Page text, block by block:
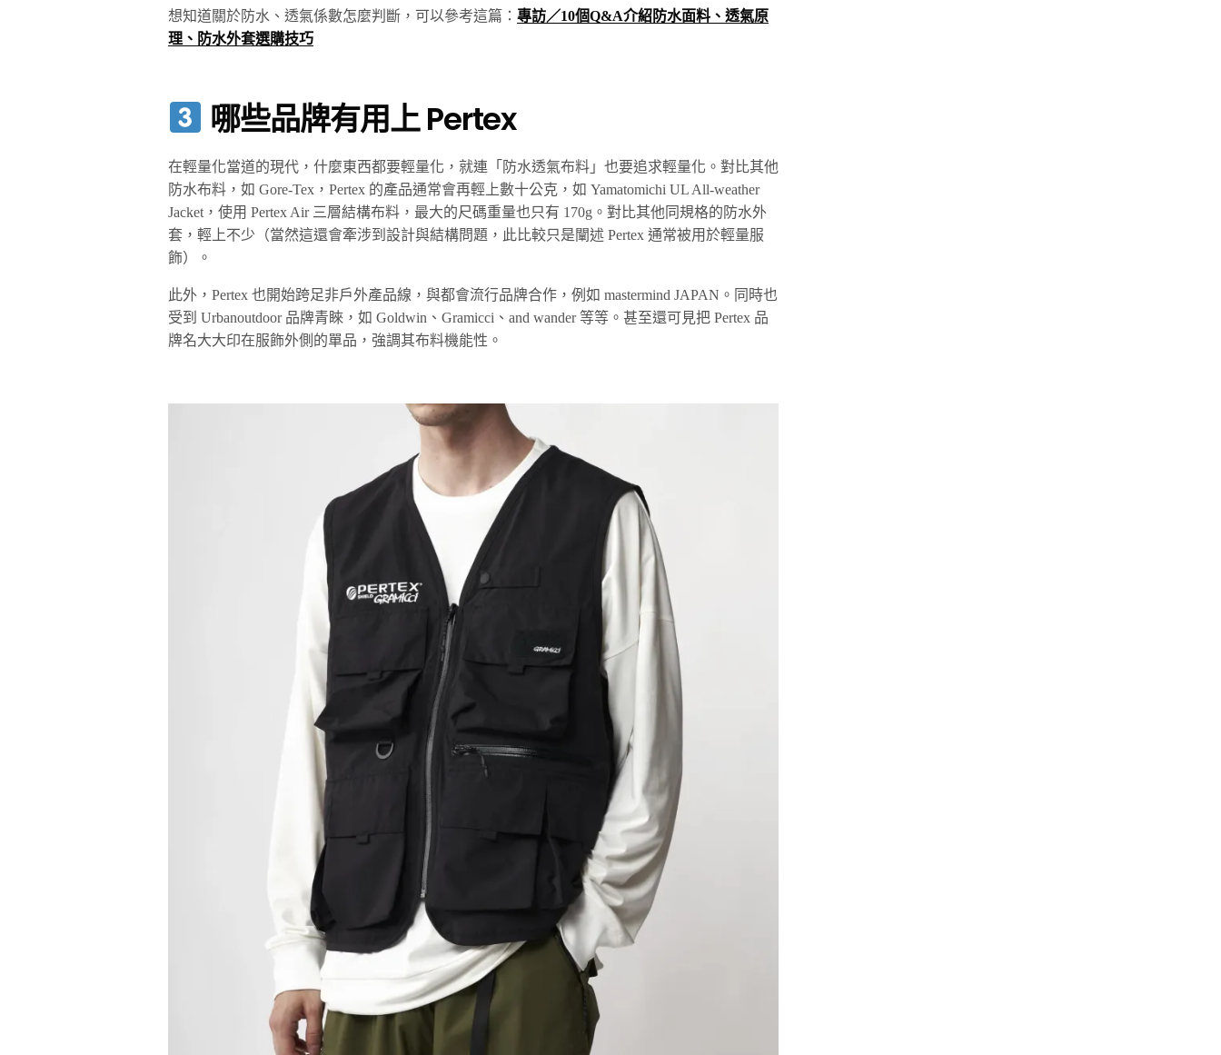
想知道關於防水、透氣係數怎麼判斷，可以參考這篇： 專訪／10個Q&A介紹防水面料、透氣原
理、防水外套選購技巧
哪些品牌有用上 Pertex
在輕量化當道的現代，什麼東西都要輕量化，就連「防水透氣布料」也要追求輕量化。對比其他
防水布料，如 Gore-Tex，Pertex 的產品通常會再輕上數十公克，如 Yamatomichi UL All-weather
Jacket，使用 Pertex Air 三層結構布料，最大的尺碼重量也只有 170g。對比其他同規格的防水外
套，輕上不少（當然這還會牽涉到設計與結構問題，此比較只是闡述 Pertex 通常被用於輕量服
飾）。
此外，Pertex 也開始跨足非戶外產品線，與都會流行品牌合作，例如 mastermind JAPAN。同時也
受到 Urbanoutdoor 品牌青睞，如 Goldwin、Gramicci、and wander 等等。甚至還可見把 Pertex 品
牌名大大印在服飾外側的單品，強調其布料機能性。